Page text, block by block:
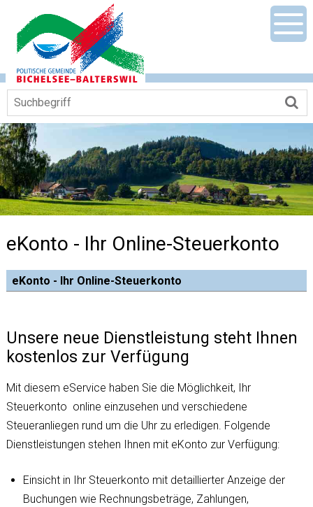
Navigieren in Gemeinde Bichelsee-
Schnellnavigation
Mobile Hauptnavigation
Suchbegriff
eKonto - Ihr Online-Steuerkonto
eKonto - Ihr Online-Steuerkonto
Unsere neue Dienstleistung steht Ihnen
kostenlos zur Verfügung
Mit diesem eService haben Sie die Möglichkeit, Ihr
Steuerkonto online einzusehen und verschiedene
Steueranliegen rund um die Uhr zu erledigen. Folgende
Dienstleistungen stehen Ihnen mit eKonto zur Verfügung:
Einsicht in Ihr Steuerkonto mit detaillierter Anzeige der
Buchungen wie Rechnungsbeträge, Zahlungen,